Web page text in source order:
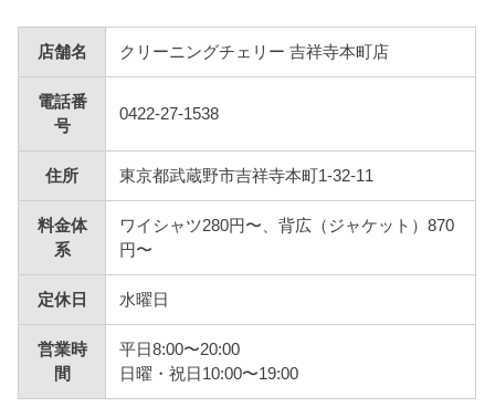
店舗名 クリーニングチェリー 吉祥寺本町店
電話番
号
0422-27-1538
住所 東京都武蔵野市吉祥寺本町1-32-11
料金体
系
ワイシャツ280円〜、背広（ジャケット）870
円〜
定休日 水曜日
営業時
間
平日8:00〜20:00
日曜・祝日10:00〜19:00